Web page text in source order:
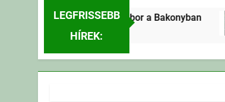
LEGFRISSEBB
HÍREK:
Erdei Vándortábor a Bakonyban
16 Óra Ezelőtt